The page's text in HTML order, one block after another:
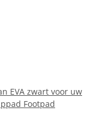
EVA zwart voor uw
Footpad